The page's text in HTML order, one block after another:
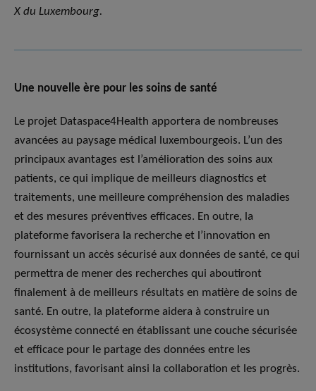
X du Luxembourg.
Une nouvelle ère pour les soins de santé
Le projet Dataspace4Health apportera de nombreuses
avancées au paysage médical luxembourgeois. L’un des
principaux avantages est l’amélioration des soins aux
patients, ce qui implique de meilleurs diagnostics et
traitements, une meilleure compréhension des maladies
et des mesures préventives efficaces. En outre, la
plateforme favorisera la recherche et l’innovation en
fournissant un accès sécurisé aux données de santé, ce qui
permettra de mener des recherches qui aboutiront
finalement à de meilleurs résultats en matière de soins de
santé. En outre, la plateforme aidera à construire un
écosystème connecté en établissant une couche sécurisée
et efficace pour le partage des données entre les
institutions, favorisant ainsi la collaboration et les progrès.